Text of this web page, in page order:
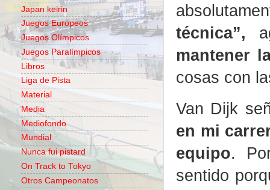
técnica”,
mantener
cosas con
Van Dijk
en mi
equipo.
sentido
Japan keirin
Juegos Europeos
Juegos Olímpicos
Juegos Paralímpicos
Libros
Liga de Pista
Material
Media
Mediofondo
Mundial
Nunca fui pistard
On Track to Tokyo
Otros Campeonatos